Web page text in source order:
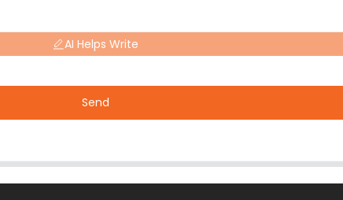
AI Helps Write
Send